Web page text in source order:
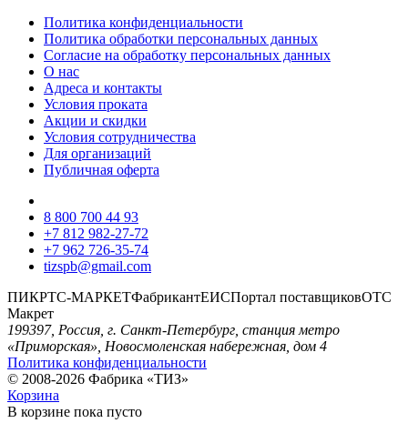
Политика конфиденциальности
Политика обработки персональных данных
Согласие на обработку персональных данных
О нас
Адреса и контакты
Условия проката
Акции и скидки
Условия сотрудничества
Для организаций
Публичная оферта
8 800 700 44 93
+7 812 982-27-72
+7 962 726-35-74
tizspb@gmail.com
ПИКРТС-МАРКЕТФабрикантЕИСПортал поставщиковОТС
Макрет
199397, Россия, г. Санкт-Петербург, станция метро
«Приморская», Новосмоленская набережная, дом 4
Политика конфиденциальности
© 2008-2026 Фабрика «ТИЗ»
Корзина
В корзине пока пусто